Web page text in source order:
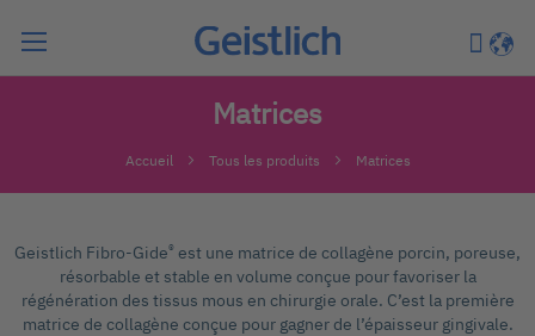
Mon
Matrices
Accueil Tous les produits Matrices
Geistlich Fibro-Gide® est une matrice de collagène porcin, poreuse,
résorbable et stable en volume conçue pour favoriser la
régénération des tissus mous en chirurgie orale. C’est la première
matrice de collagène conçue pour gagner de l’épaisseur gingivale.